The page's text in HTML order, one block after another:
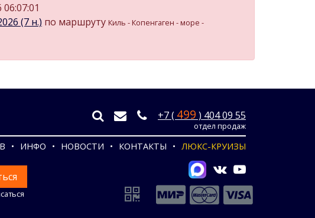
(7 н.) по маршруту Киль - Копенгаген - море -
+7 ( 499 ) 404 09 55
отдел продаж
ИНФО НОВОСТИ КОНТАКТЫ ЛЮКС-КРУИЗЫ